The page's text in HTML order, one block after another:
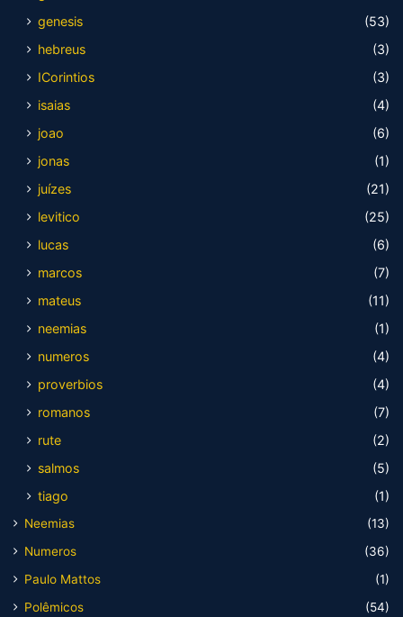
genesis
(53)
hebreus
(3)
ICorintios
(3)
isaias
(4)
joao
(6)
jonas
(1)
juízes
(21)
levitico
(25)
lucas
(6)
marcos
(7)
mateus
(11)
neemias
(1)
numeros
(4)
proverbios
(4)
romanos
(7)
rute
(2)
salmos
(5)
tiago
(1)
Neemias
(13)
Numeros
(36)
Paulo Mattos
(1)
Polêmicos
(54)